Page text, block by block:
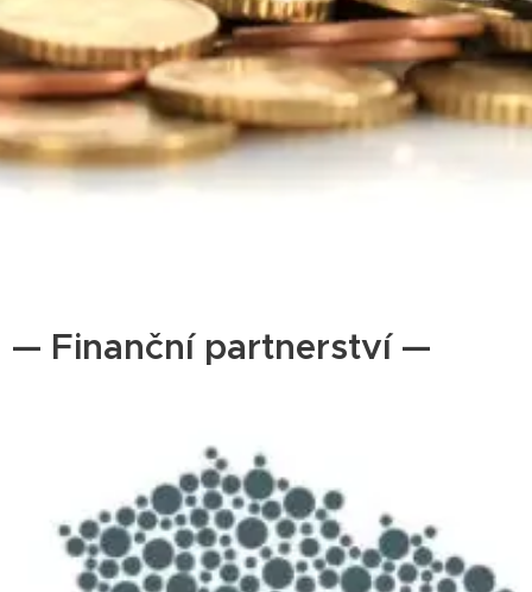
— Finanční partnerství —